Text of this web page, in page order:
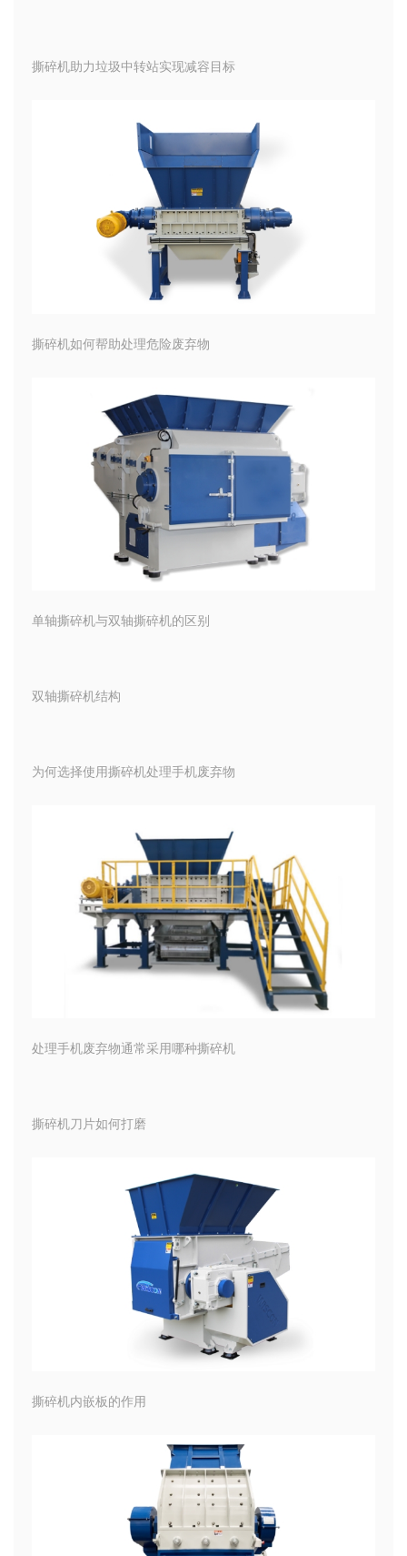
撕碎机助力垃圾中转站实现减容目标
撕碎机如何帮助处理危险废弃物
单轴撕碎机与双轴撕碎机的区别
双轴撕碎机结构
为何选择使用撕碎机处理手机废弃物
处理手机废弃物通常采用哪种撕碎机
撕碎机刀片如何打磨
撕碎机内嵌板的作用